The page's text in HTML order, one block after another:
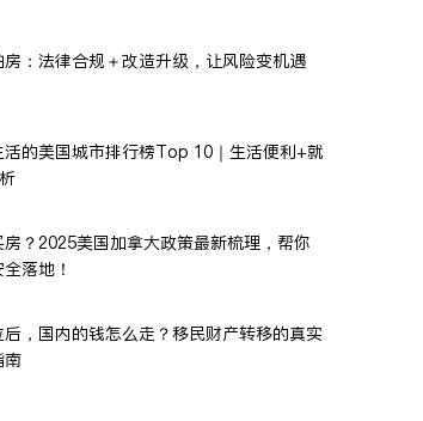
：法律合规＋改造升级，让风险变机遇
的美国城市排行榜Top 10｜生活便利+就
？2025美国加拿大政策最新梳理，帮你
落地！
，国内的钱怎么走？移民财产转移的真实
南